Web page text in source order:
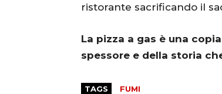
ristorante sacrificando il
La pizza a gas è una
spessore e della storia
TAGS
FUMI